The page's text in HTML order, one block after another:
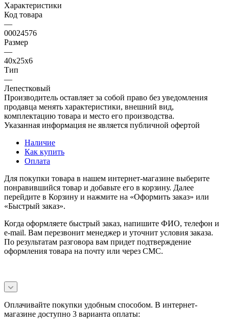
Характеристики
Код товара
—
00024576
Размер
—
40х25х6
Тип
—
Лепестковый
Производитель оставляет за собой право без уведомления
продавца менять характеристики, внешний вид,
комплектацию товара и место его производства.
Указанная информация не является публичной офертой
Наличие
Как купить
Оплата
Для покупки товара в нашем интернет-магазине выберите
понравившийся товар и добавьте его в корзину. Далее
перейдите в Корзину и нажмите на «Оформить заказ» или
«Быстрый заказ».
Когда оформляете быстрый заказ, напишите ФИО, телефон и
e-mail. Вам перезвонит менеджер и уточнит условия заказа.
По результатам разговора вам придет подтверждение
оформления товара на почту или через СМС.
Оплачивайте покупки удобным способом. В интернет-
магазине доступно 3 варианта оплаты: